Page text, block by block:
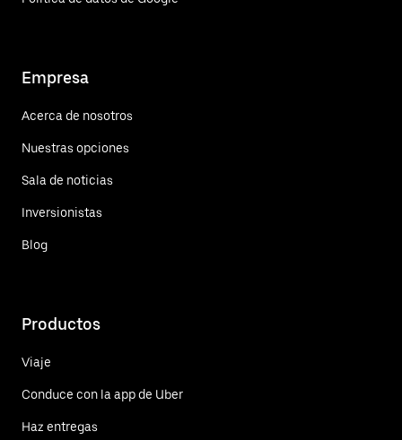
Empresa
Acerca de nosotros
Nuestras opciones
Sala de noticias
Inversionistas
Blog
Productos
Viaje
Conduce con la app de Uber
Haz entregas